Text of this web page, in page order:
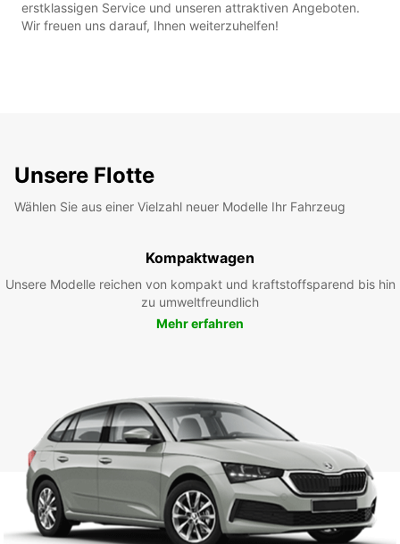
erstklassigen Service und unseren attraktiven Angeboten.
Wir freuen uns darauf, Ihnen weiterzuhelfen!
Unsere Flotte
Wählen Sie aus einer Vielzahl neuer Modelle Ihr Fahrzeug
Kompaktwagen
Unsere Modelle reichen von kompakt und kraftstoffsparend bis hin
zu umweltfreundlich
Mehr erfahren